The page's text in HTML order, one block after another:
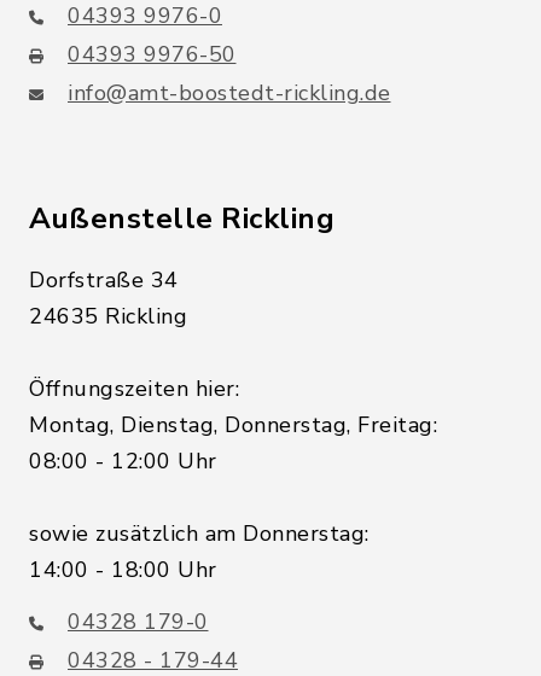
04393 9976-0
04393 9976-50
info@amt-boostedt-rickling.de
Außenstelle Rickling
Dorfstraße 34
24635 Rickling
Öffnungszeiten hier:
Montag, Dienstag, Donnerstag, Freitag:
08:00 - 12:00 Uhr
sowie zusätzlich am Donnerstag:
14:00 - 18:00 Uhr
04328 179-0
04328 - 179-44